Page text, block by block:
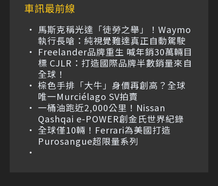
車訊最前線
馬斯克稱光達「徒勞之舉」！Waymo
執行長嗆：純視覺難達真正自動駕駛
Freelander品牌重生 喊年銷30萬輛目
標 CJLR：打造國際品牌半數銷量來自
全球！
棕色手排「大牛」身價再創高？全球
唯一Murciélago SV拍賣
一桶油跑近2,000公里！Nissan
Qashqai e-POWER創金氏世界紀錄
全球僅10輛！Ferrari為美國打造
Purosangue超限量系列